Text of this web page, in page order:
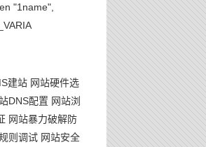
"1name",
建站 网站硬件选
DNS配置 网站浏
网站暴力破解防
则调试 网站安全